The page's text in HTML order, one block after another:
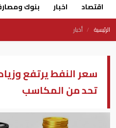
اقتصاد اخبار بنوك
الرئيسية أخبار
سعر النفط يرتفع
تحد من المكاسب